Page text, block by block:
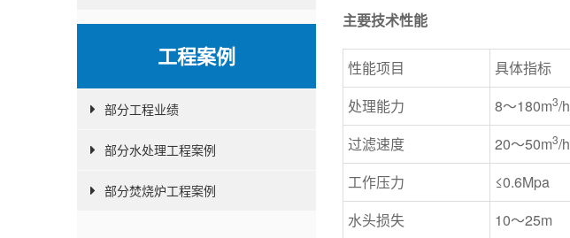
工程案例
部分工程业绩
部分水处理工程案例
部分焚烧炉工程案例
主要技术性能
性能项目 具体指标
处理能力
8～180m3/h
过滤速度 20～50m3/h
工作压力 ≤0.6Mpa
水头损失
10～25m